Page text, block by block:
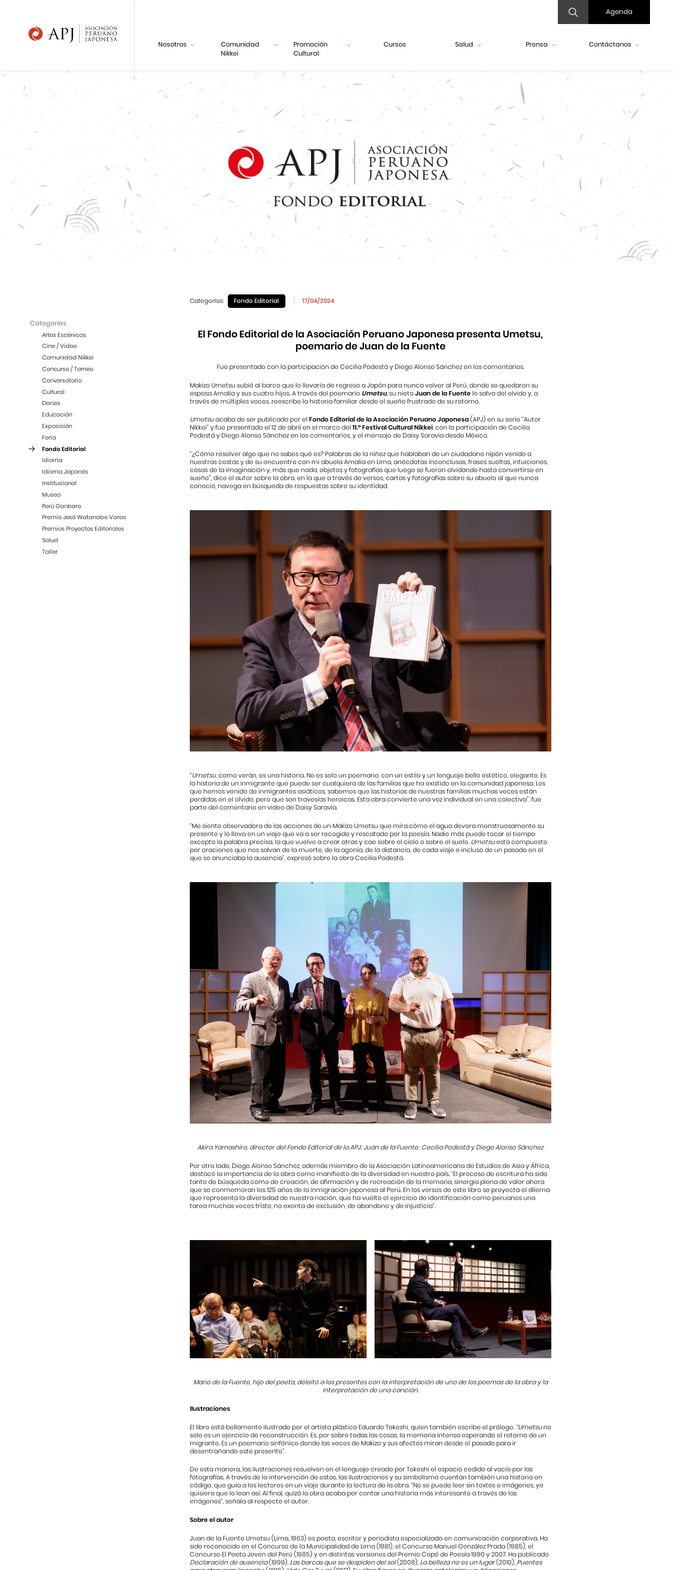
Agenda
Nosotros
Comunidad
Nikkei
Promoción
Cultural
Cursos Salud Prensa Contáctanos
Categorías
Artes Escénicas
Cine / Video
Comunidad Nikkei
Concurso / Torneo
Conversatorio
Cultural
Danza
Educación
Exposición
Feria
Fondo Editorial
Idioma
Idioma Japonés
Institucional
Museo
Perú Ganbare
Premio José Watanabe Varas
Premios Proyectos Editoriales
Salud
Taller
Categorías: Fondo Editorial 17/04/2024
El Fondo Editorial de la Asociación Peruano Japonesa presenta Umetsu,
poemario de Juan de la Fuente
Fue presentado con la participación de Cecilia Podestá y Diego Alonso Sánchez en los comentarios.
Makizo Umetsu subió al barco que lo llevaría de regreso a Japón para nunca volver al Perú, donde se quedaron su
esposa Amalia y sus cuatro hijos. A través del poemario Umetsu, su nietoJuan de la Fuentelo salva del olvido y, a
través de múltiples voces, reescribe la historia familiar desde el sueño frustrado de su retorno.
Umetsuacaba de ser publicado por el Fondo Editorial de la Asociación Peruano Japonesa(APJ) en su serie “Autor
Nikkei” y fue presentado el 12 de abril en el marco del 11.° Festival Cultural Nikkei, con la participación de Cecilia
Podestá y Diego Alonso Sánchez en los comentarios, y el mensaje de Daisy Saravia desde México.
“¿Cómo resolver algo que no sabes qué es? Palabras de la niñez que hablaban de un ciudadano nipón venido a
nuestras costas y de su encuentro con mi abuela Amalia en Lima, anécdotas inconclusas, frases sueltas, intuiciones,
cosas de la imaginación y, más que nada, objetos y fotografías que luego se fueron olvidando hasta convertirse en
sueño”, dice el autor sobre la obra, en la que a través de versos, cartas y fotografías sobre su abuelo al que nunca
conoció, navega en búsqueda de respuestas sobre su identidad.
“Umetsu, como verán, es una historia. No es solo un poemario, con un estilo y un lenguaje bello estético, elegante. Es
la historia de un inmigrante que puede ser cualquiera de las familias que ha existido en la comunidad japonesa. Los
que hemos venido de inmigrantes asiáticos, sabemos que las historias de nuestras familias muchas veces están
perdidas en el olvido, pero que son travesías heroicas. Esta obra convierte una voz individual en una colectiva”, fue
parte del comentario en video de Daisy Saravia.
“Me siento observadora de las acciones de un Makizo Umetsu que mira cómo el agua devora monstruosamente su
presente y lo lleva en un viaje que va a ser recogido y rescatado por la poesía. Nadie más puede tocar el tiempo
excepto la palabra precisa, la que vuelve a crear otras y cae sobre el cielo o sobre el suelo. Umetsuestá compuesto
por oraciones que nos salvan de la muerte, de la agonía, de la distancia, de cada viaje e incluso de un pasado en el
que se anunciaba la ausencia”, expresó sobre la obra Cecilia Podestá.
Akira Yamashiro, director del Fondo Editorial de la APJ; Juan de la Fuente; Cecilia Podestá y Diego Alonso Sánchez
Por otro lado, Diego Alonso Sánchez, además miembro de la Asociación Latinoamericana de Estudios de Asia y África,
destacó la importancia de la obra como manifiesto de la diversidad en nuestro país. “El proceso de escritura ha sido
tanto de búsqueda como de creación, de afirmación y de recreación de la memoria, sinergia plena de valor ahora
que se conmemoran los 125 años de la inmigración japonesa al Perú. En los versos de este libro se proyecta el dilema
que representa la diversidad de nuestra nación, que ha vuelto el ejercicio de identificación como peruanos una
tarea muchas veces triste, no exenta de exclusión, de abandono y de injusticia”.
Mario de la Fuente, hijo del poeta, deleitó a los presentes con la interpretación de uno de los poemas de la obra y la
interpretación de una canción.
Ilustraciones
El libro está bellamente ilustrado por el artista plástico Eduardo Tokeshi, quien también escribe el prólogo. “Umetsuno
solo es un ejercicio de reconstrucción. Es, por sobre todas las cosas, la memoria intensa esperando el retorno de un
migrante. Es un poemario sinfónico donde las voces de Makizo y sus afectos miran desde el pasado para ir
desentrañando este presente”.
De esta manera, las ilustraciones resuelven en el lenguaje creado por Tokeshi el espacio cedido al vacío por las
fotografías. A través de la intervención de estas, las ilustraciones y su simbolismo cuentan también una historia en
código, que guía a los lectores en un viaje durante la lectura de la obra. “No se puede leer sin textos e imágenes, yo
quisiera que lo lean así. Al final, quizá la obra acaba por contar una historia más interesante a través de las
imágenes”, señala al respecto el autor.
Sobre el autor
Juan de la Fuente Umetsu (Lima, 1963) es poeta, escritor y periodista especializado en comunicación corporativa. Ha
sido reconocido en el Concurso de la Municipalidad de Lima (1981), el Concurso Manuel González Prada (1985), el
Concurso El Poeta Joven del Perú (1985) y en distintas versiones del Premio Copé de Poesía 1990 y 2007. Ha publicado
Declaración de ausencia(1999), Las barcas que se despiden del sol(2008), La belleza no es un lugar(2010), Puentes